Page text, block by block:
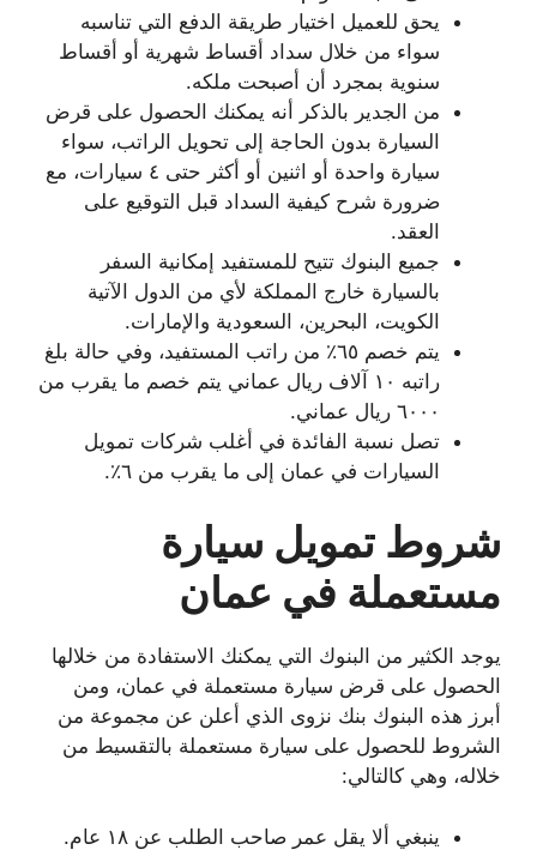
يحق للعميل اختيار طريقة الدفع التي تناسبه
سواء من خلال سداد أقساط شهرية أو أقساط
سنوية بمجرد أن أصبحت ملكه.
من الجدير بالذكر أنه يمكنك الحصول على قرض
السيارة بدون الحاجة إلى تحويل الراتب، سواء
سيارة واحدة أو اثنين أو أكثر حتى ٤ سيارات، مع
ضرورة شرح كيفية السداد قبل التوقيع على
العقد.
جميع البنوك تتيح للمستفيد إمكانية السفر
بالسيارة خارج المملكة لأي من الدول الآتية
الكويت، البحرين، السعودية والإمارات.
يتم خصم ٦٥٪ من راتب المستفيد، وفي حالة بلغ
راتبه ١٠ آلاف ريال عماني يتم خصم ما يقرب من
٦٠٠٠ ريال عماني.
تصل نسبة الفائدة في أغلب شركات تمويل
السيارات في عمان إلى ما يقرب من ٦٪.
شروط تمويل سيارة
مستعملة في عمان
يوجد الكثير من البنوك التي يمكنك الاستفادة من خلالها
الحصول على قرض سيارة مستعملة في عمان، ومن
أبرز هذه البنوك بنك نزوى الذي أعلن عن مجموعة من
الشروط للحصول على سيارة مستعملة بالتقسيط من
خلاله، وهي كالتالي:
ينبغي ألا يقل عمر صاحب الطلب عن ١٨ عام.